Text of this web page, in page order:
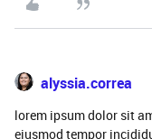
alyssia.correa
lorem ipsum dolor sit
eiusmod tempor